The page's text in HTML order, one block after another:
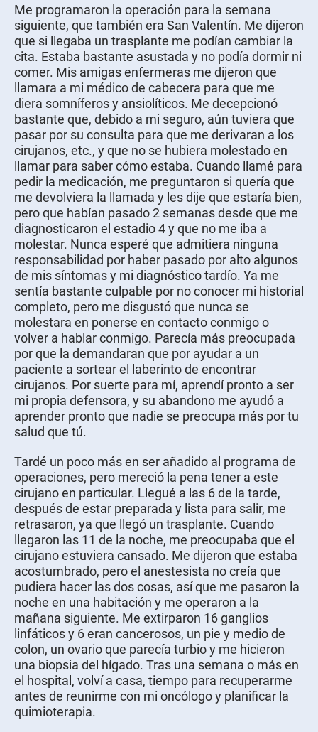
Me programaron la operación para la semana
siguiente, que también era San Valentín. Me dijeron
que si llegaba un trasplante me podían cambiar la
cita. Estaba bastante asustada y no podía dormir ni
comer. Mis amigas enfermeras me dijeron que
llamara a mi médico de cabecera para que me
diera somníferos y ansiolíticos. Me decepcionó
bastante que, debido a mi seguro, aún tuviera que
pasar por su consulta para que me derivaran a los
cirujanos, etc., y que no se hubiera molestado en
llamar para saber cómo estaba. Cuando llamé para
pedir la medicación, me preguntaron si quería que
me devolviera la llamada y les dije que estaría bien,
pero que habían pasado 2 semanas desde que me
diagnosticaron el estadio 4 y que no me iba a
molestar. Nunca esperé que admitiera ninguna
responsabilidad por haber pasado por alto algunos
de mis síntomas y mi diagnóstico tardío. Ya me
sentía bastante culpable por no conocer mi historial
completo, pero me disgustó que nunca se
molestara en ponerse en contacto conmigo o
volver a hablar conmigo. Parecía más preocupada
por que la demandaran que por ayudar a un
paciente a sortear el laberinto de encontrar
cirujanos. Por suerte para mí, aprendí pronto a ser
mi propia defensora, y su abandono me ayudó a
aprender pronto que nadie se preocupa más por tu
salud que tú.
Tardé un poco más en ser añadido al programa de
operaciones, pero mereció la pena tener a este
cirujano en particular. Llegué a las 6 de la tarde,
después de estar preparada y lista para salir, me
retrasaron, ya que llegó un trasplante. Cuando
llegaron las 11 de la noche, me preocupaba que el
cirujano estuviera cansado. Me dijeron que estaba
acostumbrado, pero el anestesista no creía que
pudiera hacer las dos cosas, así que me pasaron la
noche en una habitación y me operaron a la
mañana siguiente. Me extirparon 16 ganglios
linfáticos y 6 eran cancerosos, un pie y medio de
colon, un ovario que parecía turbio y me hicieron
una biopsia del hígado. Tras una semana o más en
el hospital, volví a casa, tiempo para recuperarme
antes de reunirme con mi oncólogo y planificar la
quimioterapia.